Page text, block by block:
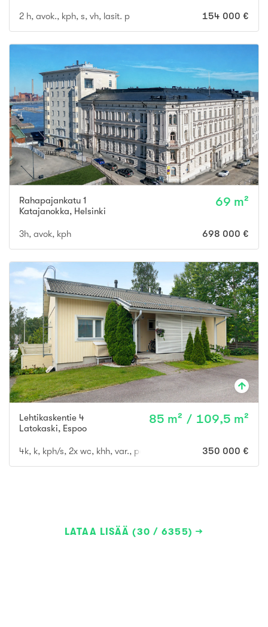
2 h, avok., kph, s, vh, lasit. p 154 000 €
Rahapajankatu 1
Katajanokka, Helsinki
69 m²
3h, avok, kph 698 000 €
Lehtikaskentie 4
Latokaski, Espoo
85 m² / 109,5 m²
4k, k, kph/s, 2x wc, khh, var., parveke, terassi- ja piha-alue
350 000 €
LATAA LISÄÄ (30 / 6355)